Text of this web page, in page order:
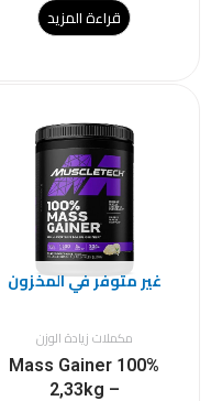
قراءة المزيد
غير متوفر في المخزون
مكملات زيادة الوزن
100% Mass Gainer
2,33kg –